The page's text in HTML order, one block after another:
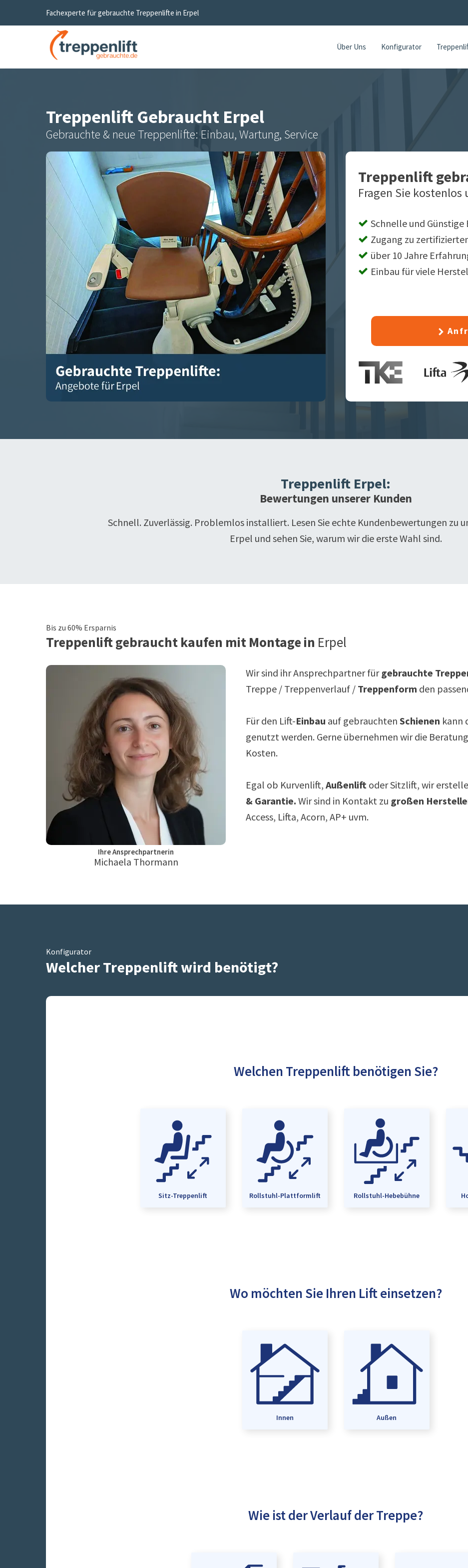
Fachexperte für gebrauchte Treppenlifte in Erpel
Über Uns Konfigurator
Treppenlift Gebraucht Erpel
Gebrauchte & neue Treppenlifte: Einbau, Wartung, Service
Treppenlift
Fragen Sie
Schnelle und Günstige
Zugang zu
über 10 Jahre
Einbau für viele
Treppenlift Erpel:
Bewertungen unserer Kunden
Schnell. Zuverlässig. Problemlos installiert. Lesen Sie echte Kundenbewertungen zu
Erpel und sehen Sie, warum wir die erste Wahl sind.
Bis zu 60% Ersparnis
Treppenliftgebraucht kaufen mit Montage in Erpel
Ihre Ansprechpartnerin
Michaela Thormann
Wir sind ihr Ansprechpartner fürgebrauchte
Treppe / Treppenverlauf / Treppenform den
Für den Lift-Einbau auf gebrauchten Schienen kann
genutzt werden. Gerne übernehmen wir die
Kosten.
Egal ob Kurvenlift, Außenlift oder Sitzlift, wir
& Garantie. Wir sind in Kontakt zu großen
Access, Lifta, Acorn, AP+ uvm.
Konfigurator
Welcher Treppenlift wird benötigt?
Welchen Treppenlift benötigen Sie?
Sitz-Treppenlift Rollstuhl-Plattformlift Rollstuhl-Hebebühne
Wo möchten Sie Ihren Lift einsetzen?
Innen Außen
Wie ist der Verlauf der Treppe?